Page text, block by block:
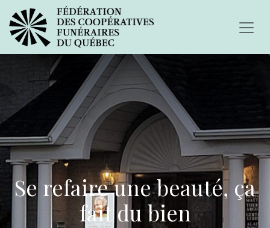
Se refaire une beauté, ça
fait du bien